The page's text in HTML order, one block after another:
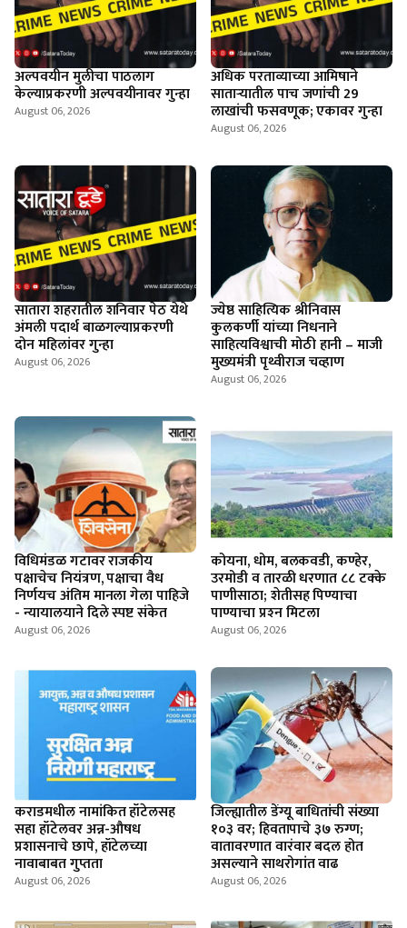
अल्पवयीन मुलीचा पाठलाग
केल्याप्रकरणी अल्पवयीनावर गुन्हा
August 06, 2026
अधिक परताव्याच्या आमिषाने
साताऱ्यातील पाच जणांची 29
लाखांची फसवणूक; एकावर गुन्हा
August 06, 2026
सातारा शहरातील शनिवार पेठ येथे
अंमली पदार्थ बाळगल्याप्रकरणी
दोन महिलांवर गुन्हा
August 06, 2026
ज्येष्ठ साहित्यिक श्रीनिवास
कुलकर्णी यांच्या निधनाने
साहित्यविश्वाची मोठी हानी – माजी
मुख्यमंत्री पृथ्वीराज चव्हाण
August 06, 2026
विधिमंडळ गटावर राजकीय
पक्षाचेच नियंत्रण, पक्षाचा वैध
निर्णयच अंतिम मानला गेला पाहिजे
- न्यायालयाने दिले स्पष्ट संकेत
August 06, 2026
कोयना, धोम, बलकवडी, कण्हेर,
उरमोडी व तारळी धरणात ८८ टक्के
पाणीसाठा; शेतीसह पिण्याचा
पाण्याचा प्रश्‍न मिटला
August 06, 2026
कराडमधील नामांकित हॉटेलसह
सहा हॉटेलवर अन्न-औषध
प्रशासनाचे छापे, हॉटेलच्या
नावाबाबत गुप्तता
August 06, 2026
जिल्ह्यातील डेंग्यू बाधितांची संख्या
१०३ वर; हिवतापाचे ३७ रुग्ण;
वातावरणात वारंवार बदल होत
असल्याने साथरोगांत वाढ
August 06, 2026